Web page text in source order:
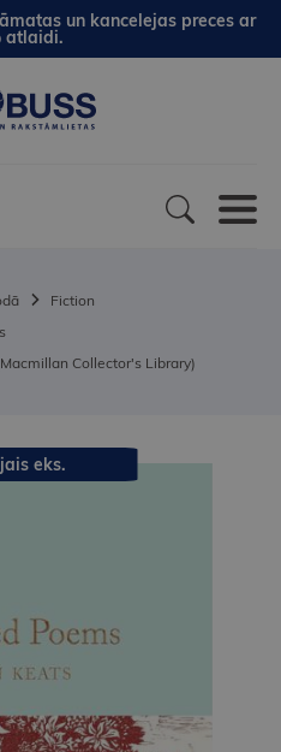
un kancelejas preces ar
atlaidi.
Fiction
Collector's Library)
eks.